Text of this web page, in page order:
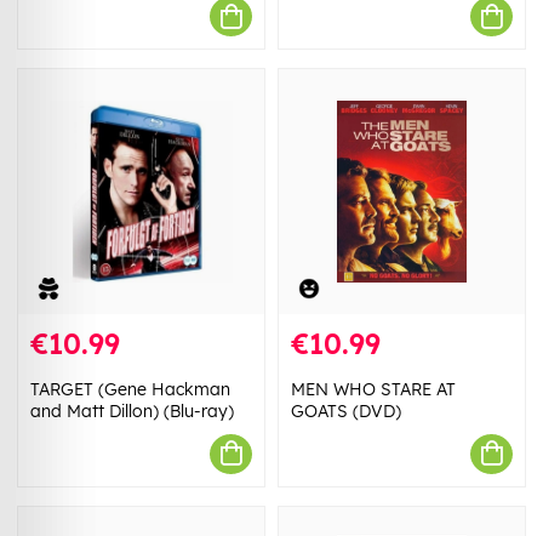
€10.99
TARGET (Gene Hackman
and Matt Dillon) (Blu-ray)
€10.99
MEN WHO STARE AT
GOATS (DVD)